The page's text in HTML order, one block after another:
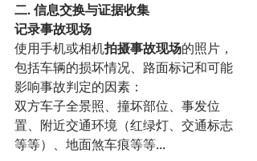
二. 信息交换与证据收集
记录事故现场
使用手机或相机拍摄事故现场的照片，
包括车辆的损坏情况、路面标记和可能
影响事故判定的因素：
双方车子全景照、撞坏部位、事发位
置、附近交通环境（红绿灯、交通标志
等等）、地面煞车痕等等...